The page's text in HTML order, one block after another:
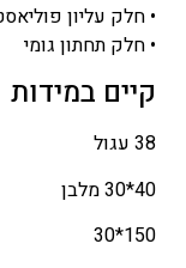
• חלק עליון
• חלק תחתון גומי
קיים במידות
38 עגול
40*30 מלבן
150*30